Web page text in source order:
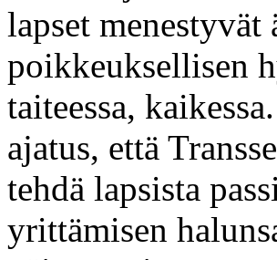
lapset
poikkeuksellisen
taiteessa,
ajatus, että
tehdä lapsista
yrittämisen